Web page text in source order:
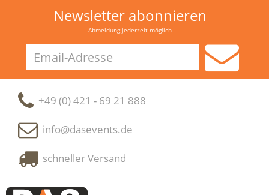
Newsletter abonnieren
Abmeldung jederzeit möglich
Adresse
+49 (0) 421 - 69 21 888
info@dasevents.de
schneller Versand